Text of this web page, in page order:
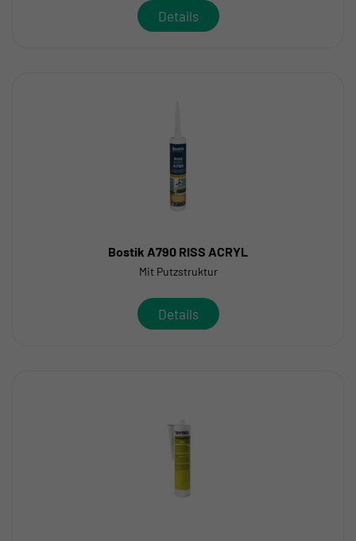
Details
Bostik A790 RISS ACRYL
Mit Putzstruktur
Details